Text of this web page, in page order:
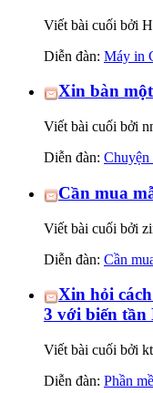
Viết bài cuối bởi
Diễn đàn: Máy in
Xin bàn
Viết bài cuối bởi
Diễn đàn: Chuyện
Cần mua
Viết bài cuối bởi
Diễn đàn: Cần
Xin hỏi
3 với biến tần
Viết bài cuối bởi
Diễn đàn: Phần